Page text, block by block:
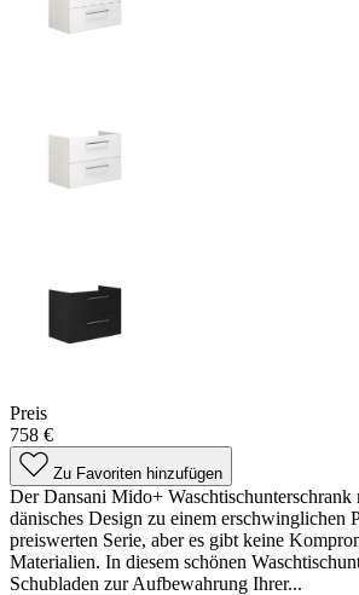
Preis
758 €
Zu Favoriten hinzufügen
Der Dansani Mido+ Waschtischunterschrank
dänisches Design zu einem erschwinglichen
preiswerten Serie, aber es gibt keine
Materialien. In diesem schönen
Schubladen zur Aufbewahrung Ihrer...